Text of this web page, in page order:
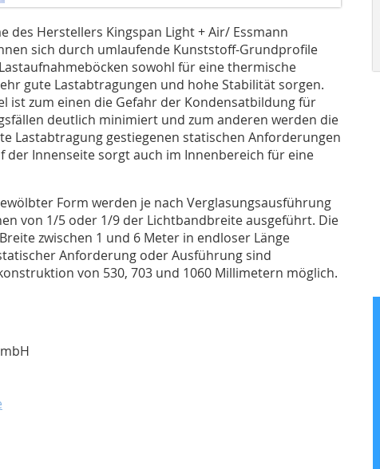
des Herstellers Kingspan Light + Air/ Essmann
sich durch umlaufende Kunststoff-Grundprofile
sowohl für eine thermische
gute Lastabtragungen und hohe Stabilität sorgen.
ist zum einen die Gefahr der Kondensatbildung für
deutlich minimiert und zum anderen werden die
Lastabtragung gestiegenen statischen Anforderungen
der Innenseite sorgt auch im Innenbereich für eine
Form werden je nach Verglasungsausführung
von 1/5 oder 1/9 der Lichtbandbreite ausgeführt. Die
zwischen 1 und 6 Meter in endloser Länge
Anforderung oder Ausführung sind
von 530, 703 und 1060 Millimetern möglich.